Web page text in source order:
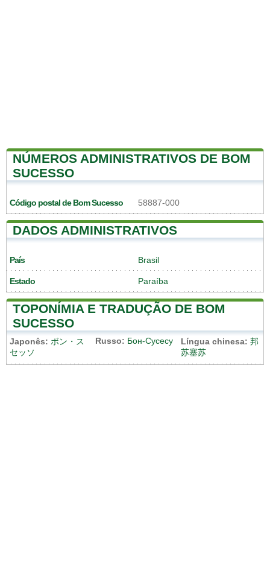
NÚMEROS ADMINISTRATIVOS DE BOM
SUCESSO
Código postal de Bom Sucesso 58887-000
DADOS ADMINISTRATIVOS
País Brasil
Estado Paraíba
TOPONÍMIA E TRADUÇÃO DE BOM
SUCESSO
Japonês: ボン・ス
セッソ
Russo: Бон-Сусесу Língua chinesa: 邦
苏塞苏